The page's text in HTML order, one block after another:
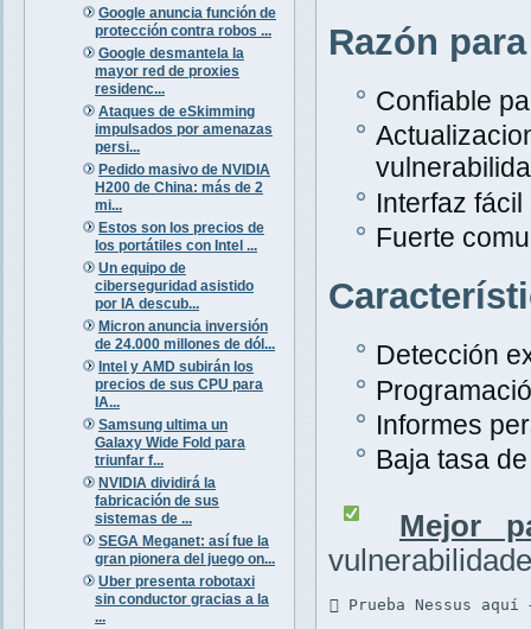
Google anuncia función de
protección contra robos ...
Google desmantela la
mayor red de proxies
residenc...
Ataques de eSkimming
impulsados por amenazas
persi...
Pedido masivo de NVIDIA
H200 de China: más de 2
mi...
Estos son los precios de
los portátiles con Intel ...
Un equipo de
ciberseguridad asistido
por IA descub...
Micron anuncia inversión
de 24.000 millones de dól...
Intel y AMD subirán los
precios de sus CPU para
IA...
Samsung ultima un
Galaxy Wide Fold para
triunfar f...
NVIDIA dividirá la
fabricación de sus
sistemas de ...
SEGA Meganet: así fue la
gran pionera del juego on...
Uber presenta robotaxi
sin conductor gracias a la
...
Razón
Confiable
Interfaz
Fuerte
Detección
Informes
Baja tasa
Mejor
 Prueba Nessus aquí